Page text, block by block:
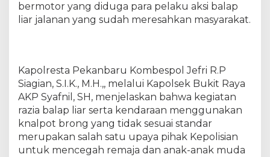
R
a
a
a
R
a
z
i
a
bermotor yang diduga para pelaku aksi balap
liar jalanan yang sudah meresahkan masyarakat.
Kapolresta Pekanbaru Kombespol Jefri R.P
Siagian, S.I.K., M.H.,, melalui Kapolsek Bukit Raya
AKP Syafnil, SH, menjelaskan bahwa kegiatan
razia balap liar serta kendaraan menggunakan
knalpot brong yang tidak sesuai standar
merupakan salah satu upaya pihak Kepolisian
untuk mencegah remaja dan anak-anak muda